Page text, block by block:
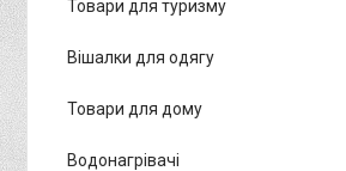
Товари для туризму
Вішалки для одягу
Товари для дому
Водонагрівачі